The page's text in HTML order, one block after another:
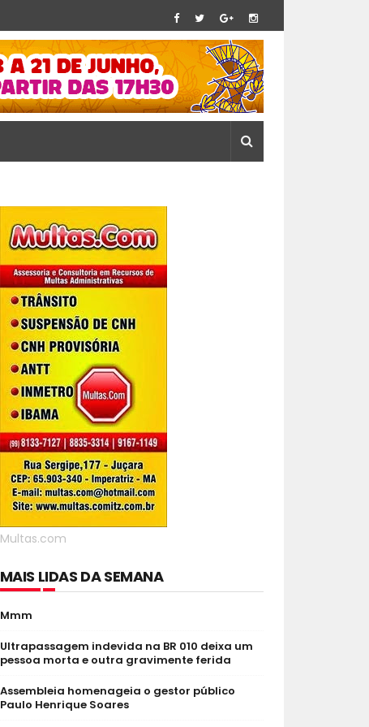
Multas.com
MAIS LIDAS DA SEMANA
Mmm
Ultrapassagem indevida na BR 010 deixa um
pessoa morta e outra gravimente ferida
Assembleia homenageia o gestor público
Paulo Henrique Soares